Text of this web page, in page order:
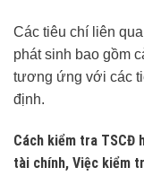
Các tiêu chí liên
phát sinh bao gồm
tương ứng với các
định.
Cách kiểm tra TSCĐ
tài chính, Việc kiểm